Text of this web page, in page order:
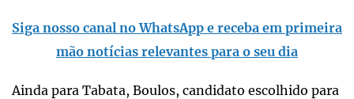
Siga nosso canal no WhatsApp e receba em primeira
mão notícias relevantes para o seu dia
Ainda para Tabata, Boulos, candidato escolhido para